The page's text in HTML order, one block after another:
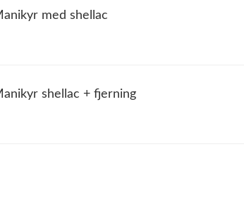
med shellac
shellac + fjerning